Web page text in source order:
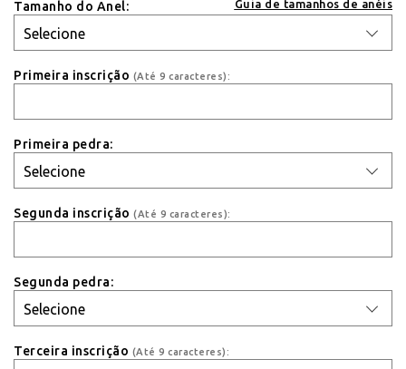
Tamanho do Anel: Guia de tamanhos de anéis
Primeira inscrição (Até 9 caracteres):
Primeira pedra:
Segunda inscrição (Até 9 caracteres):
Segunda pedra:
Terceira inscrição (Até 9 caracteres):